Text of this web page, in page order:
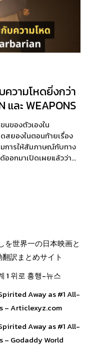
ความโหดยิ่งกว่า
และ WEAPONS
ของตัวเองใน
สยองในตอนท้ายเรื่อง
มการให้สัมภาษณ์กับทาง
ออกมาเปิดเผยแล้วว่า…
を世界一の日本映画と
訳まとめサイト
1 위로 흥행-뉴스
Away as #1 All-
– Articlexyz.com
Away as #1 All-
– Godaddy World